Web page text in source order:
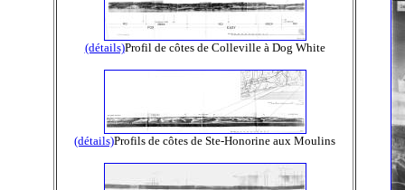
(détails)Profil de côtes de Colleville à Dog White
(détails)Profils de côtes de Ste-Honorine aux Moulins